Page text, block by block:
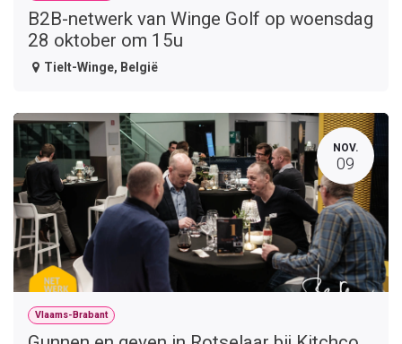
B2B-netwerk van Winge Golf op woensdag
28 oktober om 15u
Tielt-Winge, België
NOV.
09
Vlaams-Brabant